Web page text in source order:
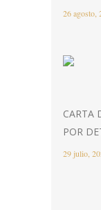
26 agosto,
CARTA
POR
29 julio,